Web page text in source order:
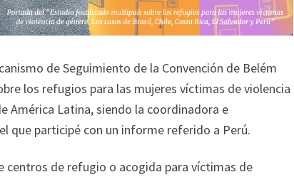
de Seguimiento de la Convención de Belém
los refugios para las mujeres víctimas de violencia
América Latina, siendo la coordinadora e
que participé con un informe referido a Perú.
centros de refugio o acogida para víctimas de